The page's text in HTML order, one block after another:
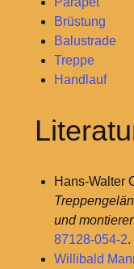
Brüstung
Balustrade
Treppe
Handlauf
Hans-Walter
und
87128-054-2.
Willibald